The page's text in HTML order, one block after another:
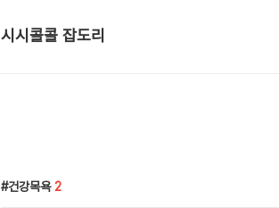
시시콜콜 잡도리
건강목욕 2